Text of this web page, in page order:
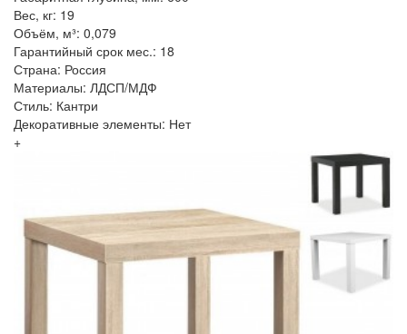
Вес, кг: 19
Объём, м³: 0,079
Гарантийный срок мес.: 18
Страна: Россия
Материалы: ЛДСП/МДФ
Стиль: Кантри
Декоративные элементы: Нет
+